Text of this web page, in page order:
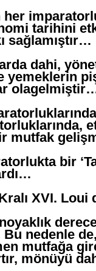
her
tarihini
sağlamıştır…
dahi,
yemeklerin
mutfak
bir
XVI.
nedenle
mutfağa
mönüyü